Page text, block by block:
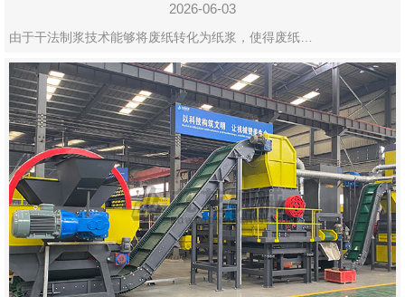
2026-06-03
由于干法制浆技术能够将废纸转化为纸浆，使得废纸…